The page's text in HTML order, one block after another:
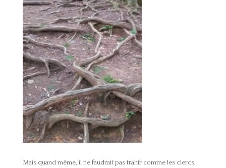
Mais quand même, il ne faudrait pas trahir comme les clercs.